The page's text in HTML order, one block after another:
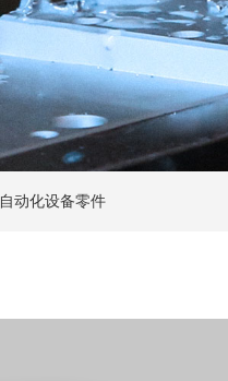
自动化设备零件